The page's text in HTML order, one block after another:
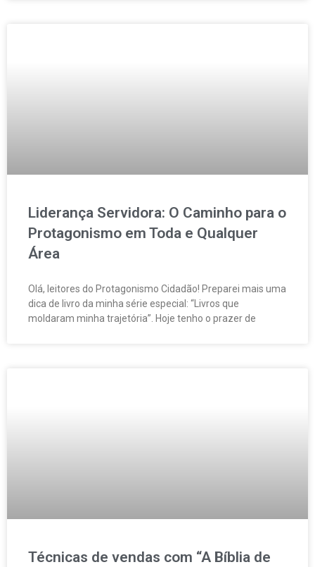
Liderança Servidora: O Caminho para o
Protagonismo em Toda e Qualquer
Área
Olá, leitores do Protagonismo Cidadão! Preparei mais uma
dica de livro da minha série especial: “Livros que
moldaram minha trajetória”. Hoje tenho o prazer de
Técnicas de vendas com “A Bíblia de